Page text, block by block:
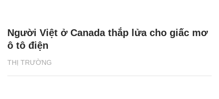
THỊ TRƯỜNG
Người Việt ở Canada thắp lửa cho giấc mơ
ô tô điện